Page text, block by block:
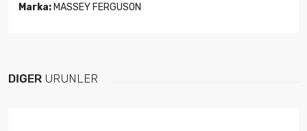
Marka: MASSEY FERGUSON
DIĞER ÜRÜNLER